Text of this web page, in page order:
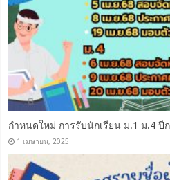
กำหนดใหม่ การรับนักเรียน ม.1 ม.4 ปี
1 เมษายน, 2025